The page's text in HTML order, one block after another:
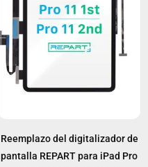
Reemplazo del digitalizador de
pantalla REPART para iPad Pro